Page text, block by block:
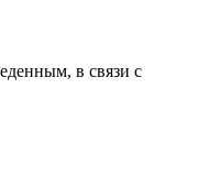
в связи с